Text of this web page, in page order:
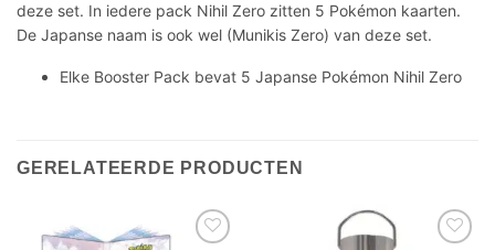
deze set. In iedere pack Nihil Zero zitten 5 Pokémon kaarten.
De Japanse naam is ook wel (Munikis Zero) van deze set.
Elke Booster Pack bevat 5 Japanse Pokémon Nihil Zero
GERELATEERDE PRODUCTEN